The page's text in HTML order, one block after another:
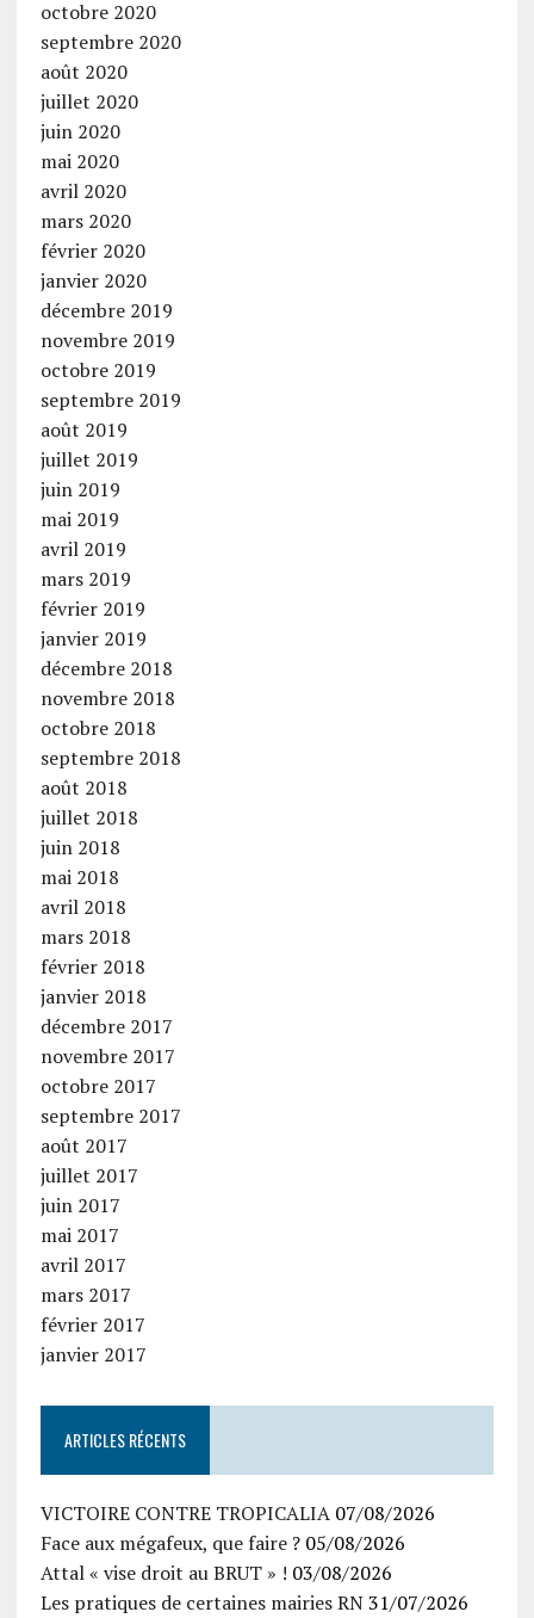
octobre 2020
septembre 2020
août 2020
juillet 2020
juin 2020
mai 2020
avril 2020
mars 2020
février 2020
janvier 2020
décembre 2019
novembre 2019
octobre 2019
septembre 2019
août 2019
juillet 2019
juin 2019
mai 2019
avril 2019
mars 2019
février 2019
janvier 2019
décembre 2018
novembre 2018
octobre 2018
septembre 2018
août 2018
juillet 2018
juin 2018
mai 2018
avril 2018
mars 2018
février 2018
janvier 2018
décembre 2017
novembre 2017
octobre 2017
septembre 2017
août 2017
juillet 2017
juin 2017
mai 2017
avril 2017
mars 2017
février 2017
janvier 2017
ARTICLES RÉCENTS
VICTOIRE CONTRE TROPICALIA 07/08/2026
Face aux mégafeux, que faire ? 05/08/2026
Attal « vise droit au BRUT » ! 03/08/2026
Les pratiques de certaines mairies RN 31/07/2026